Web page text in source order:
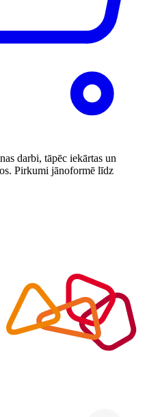
darbi, tāpēc iekārtas un
Pirkumi jānoformē līdz